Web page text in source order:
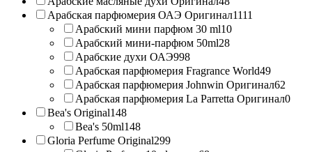
Арабская парфюмерия ОАЭ Оригинал1111
Арабский мини парфюм 30 ml10
Арабский мини-парфюм 50ml28
Арабские духи ОАЭ998
Арабская парфюмерия Fragrance World49
Арабская парфюмерия Johnwin Оригинал62
Арабская парфюмерия La Parretta Оригинал0
Bea's Original148
Bea's 50ml148
Gloria Perfume Original299